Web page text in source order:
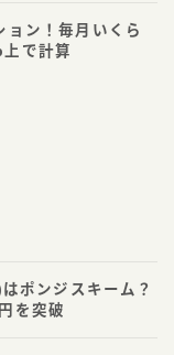
ョン！毎月いくら
で計算
ポンジスキーム？
を突破